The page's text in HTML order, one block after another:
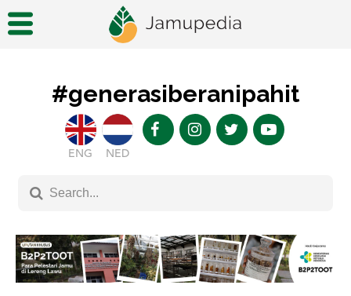
#generasiberanipahit
ENG NED